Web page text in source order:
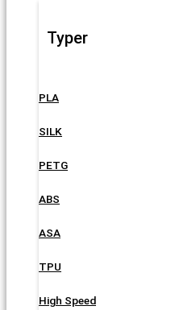
Typer
PLA
SILK
PETG
ABS
ASA
TPU
High Speed